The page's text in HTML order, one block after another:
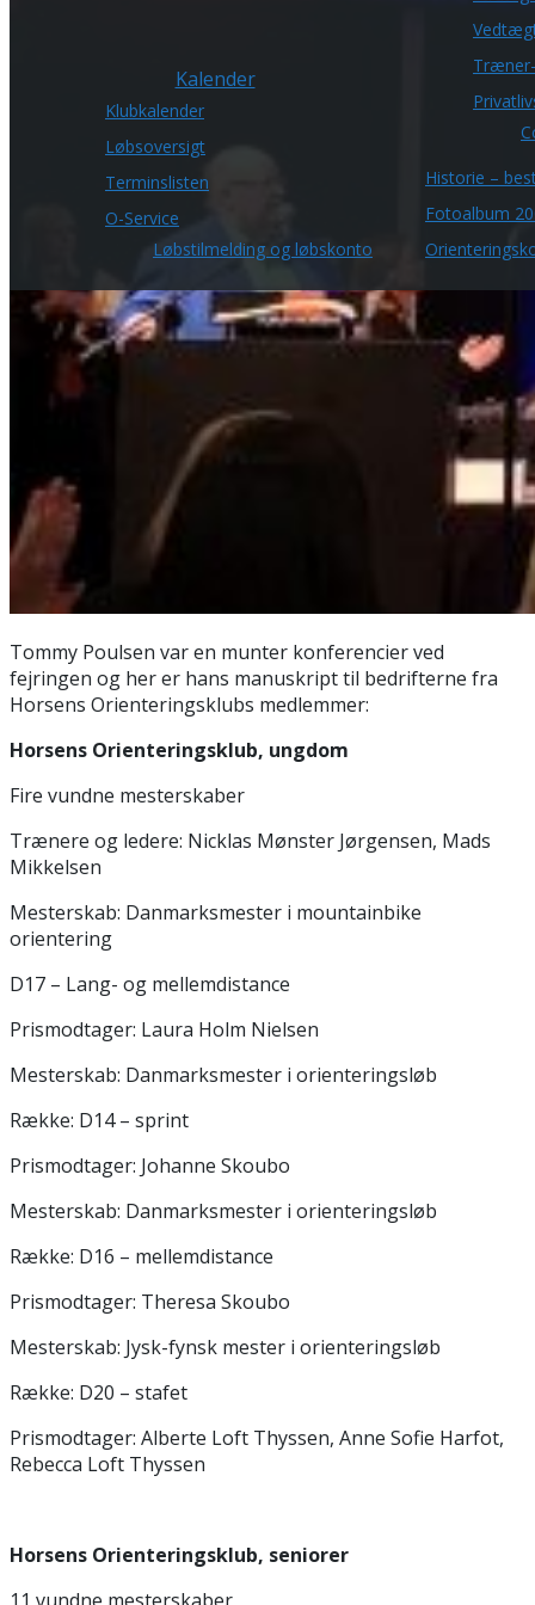
Kalender
Klubkalender
Løbsoversigt
Terminslisten
O-Service
Løbstilmelding og løbskonto
Historie –
Fotoalbum
Tommy Poulsen var en munter konferencier ved
fejringen og her er hans manuskript til bedrifterne fra
Horsens Orienteringsklubs medlemmer:
Horsens Orienteringsklub, ungdom
Fire vundne mesterskaber
Trænere og ledere: Nicklas Mønster Jørgensen, Mads
Mikkelsen
Mesterskab: Danmarksmester i mountainbike
orientering
D17 – Lang- og mellemdistance
Prismodtager: Laura Holm Nielsen
Mesterskab: Danmarksmester i orienteringsløb
Række: D14 – sprint
Prismodtager: Johanne Skoubo
Mesterskab: Danmarksmester i orienteringsløb
Række: D16 – mellemdistance
Prismodtager: Theresa Skoubo
Mesterskab: Jysk-fynsk mester i orienteringsløb
Række: D20 – stafet
Prismodtager: Alberte Loft Thyssen, Anne Sofie Harfot,
Rebecca Loft Thyssen
Horsens Orienteringsklub, seniorer